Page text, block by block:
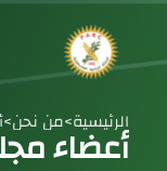
الرئيسية>من نحن> أعضاء